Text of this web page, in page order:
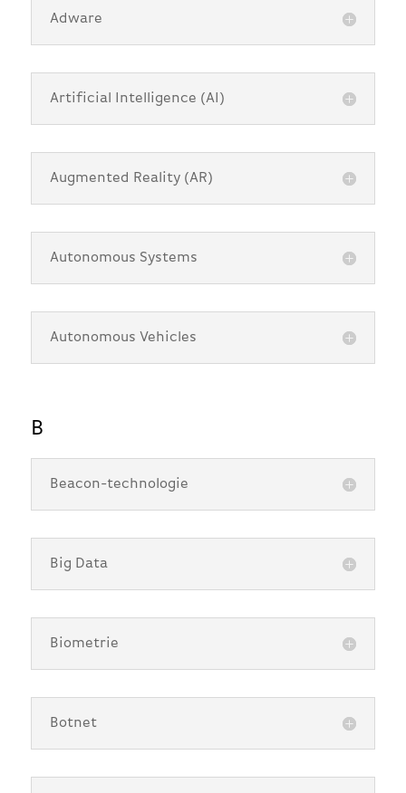
Adware
Artificial Intelligence (AI)
Augmented Reality (AR)
Autonomous Systems
Autonomous Vehicles
B
Beacon-technologie
Big Data
Biometrie
Botnet